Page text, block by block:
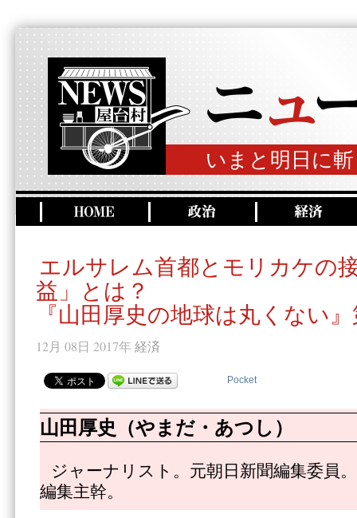
いまと明日に
エルサレム首都とモリカケの
益」とは？
『山田厚史の地球は丸くない
12月 08日 2017年 経済
Pocket
山田厚史（やまだ・あつし）
ジャーナリスト。元朝日新聞編集委員
編集主幹。